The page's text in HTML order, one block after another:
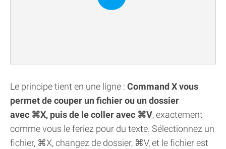
Le principe tient en une ligne : Command X vous
permet de couper un fichier ou un dossier
avec ⌘X, puis de le coller avec ⌘V, exactement
comme vous le feriez pour du texte. Sélectionnez un
fichier, ⌘X, changez de dossier, ⌘V, et le fichier est